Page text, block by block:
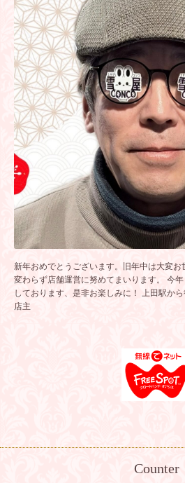
新年おめでとうございます。旧年中は大変お
変わらず店舗運営に努めてまいります。 今
しております、是非お楽しみに！ 上田駅か
店主
Counter